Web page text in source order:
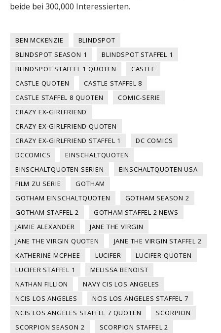
beide bei 300,000 Interessierten.
BEN MCKENZIE
BLINDSPOT
BLINDSPOT SEASON 1
BLINDSPOT STAFFEL 1
BLINDSPOT STAFFEL 1 QUOTEN
CASTLE
CASTLE QUOTEN
CASTLE STAFFEL 8
CASTLE STAFFEL 8 QUOTEN
COMIC-SERIE
CRAZY EX-GIRLFRIEND
CRAZY EX-GIRLFRIEND QUOTEN
CRAZY EX-GIRLFRIEND STAFFEL 1
DC COMICS
DCCOMICS
EINSCHALTQUOTEN
EINSCHALTQUOTEN SERIEN
EINSCHALTQUOTEN USA
FILM ZU SERIE
GOTHAM
GOTHAM EINSCHALTQUOTEN
GOTHAM SEASON 2
GOTHAM STAFFEL 2
GOTHAM STAFFEL 2 NEWS
JAIMIE ALEXANDER
JANE THE VIRGIN
JANE THE VIRGIN QUOTEN
JANE THE VIRGIN STAFFEL 2
KATHERINE MCPHEE
LUCIFER
LUCIFER QUOTEN
LUCIFER STAFFEL 1
MELISSA BENOIST
NATHAN FILLION
NAVY CIS LOS ANGELES
NCIS LOS ANGELES
NCIS LOS ANGELES STAFFEL 7
NCIS LOS ANGELES STAFFEL 7 QUOTEN
SCORPION
SCORPION SEASON 2
SCORPION STAFFEL 2